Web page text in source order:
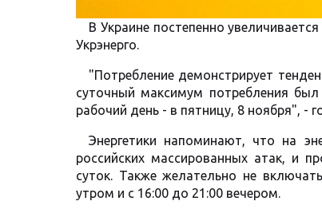
В Украине постепенно
Укрэнерго.
"Потребление демонстрирует
суточный максимум потребления
рабочий день - в пятницу, 8 ноября", -
Энергетики напоминают, что на
российских массированных атак, и
суток. Также желательно не
утром и с 16:00 до 21:00 вечером.